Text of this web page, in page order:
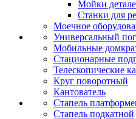
Мойки
Станки для
Моечное
Универсальный
Мобильные
Стационарные
Телескопические
Круг поворотный
Кантователь
Стапель
Стапель подкатной